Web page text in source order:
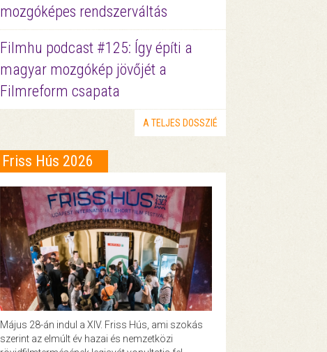
mozgóképes rendszerváltás
Filmhu podcast #125: Így építi a
magyar mozgókép jövőjét a
Filmreform csapata
A TELJES DOSSZIÉ
Friss Hús 2026
Május 28-án indul a XIV. Friss Hús, ami szokás
szerint az elmúlt év hazai és nemzetközi